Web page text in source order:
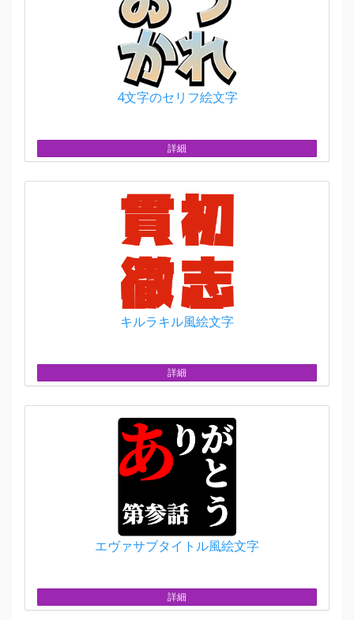
4文字のセリフ絵文字
詳細
キルラキル風絵文字
詳細
エヴァサブタイトル風絵文字
詳細